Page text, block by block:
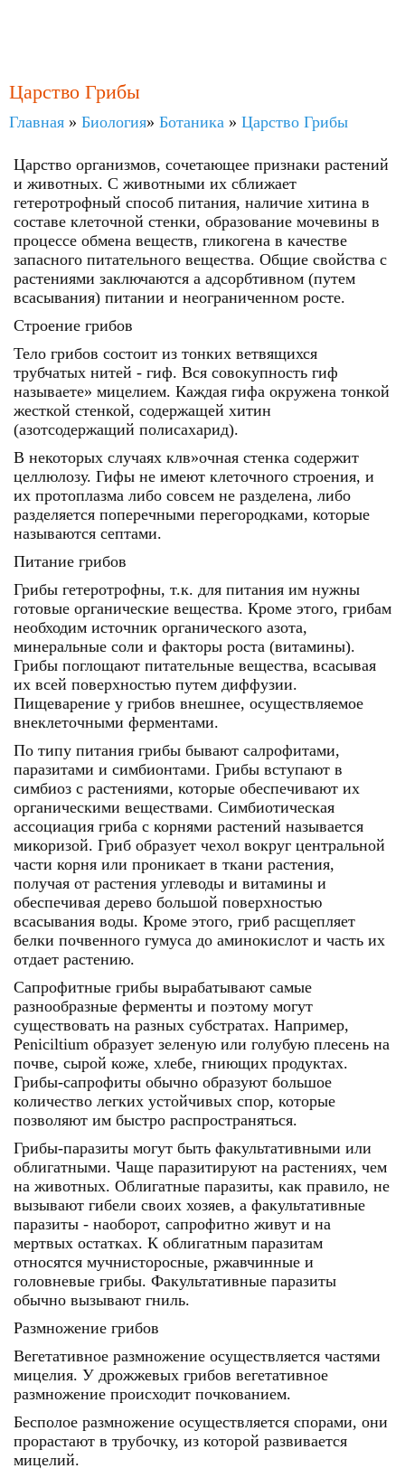
Царство Грибы
Главная » Биология» Ботаника » Царство Грибы
Царство организмов, сочетающее признаки растений
и животных. С животными их сближает
гетеротрофный способ питания, наличие хитина в
составе клеточной стенки, образование мочевины в
процессе обмена веществ, гликогена в качестве
запасного питательного вещества. Общие свойства с
растениями заключаются а адсорбтивном (путем
всасывания) питании и неограниченном росте.
Строение грибов
Тело грибов состоит из тонких ветвящихся
трубчатых нитей - гиф. Вся совокупность гиф
называете» мицелием. Каждая гифа окружена тонкой
жесткой стенкой, содержащей хитин
(азотсодержащий полисахарид).
В некоторых случаях клв»очная стенка содержит
целлюлозу. Гифы не имеют клеточного строения, и
их протоплазма либо совсем не разделена, либо
разделяется поперечными перегородками, которые
называются ceптами.
Питание грибов
Грибы гетеротрофны, т.к. для питания им нужны
готовые органические вещества. Кроме этого, грибам
необходим источник органического азота,
минеральные соли и факторы роста (витамины).
Грибы поглощают питательные вещества, всасывая
их всей поверхностью путем диффузии.
Пищеварение у грибов внешнее, осуществляемое
внеклеточными ферментами.
По типу питания грибы бывают салрофитами,
паразитами и симбионтами. Грибы вступают в
симбиоз с растениями, которые обеспечивают их
органическими веществами. Симбиотическая
ассоциация гриба с корнями растений называется
микоризой. Гриб образует чехол вокруг центральной
части корня или проникает в ткани растения,
получая от растения углеводы и витамины и
обеспечивая дерево большой поверхностью
всасывания воды. Кроме этого, гриб расщепляет
белки почвенного гумуса до аминокислот и часть их
отдает растению.
Сапрофитные грибы вырабатывают самые
разнообразные ферменты и поэтому могут
существовать на разных субстратах. Например,
Peniciltium образует зеленую или голубую плесень на
почве, сырой коже, хлебе, гниющих продуктах.
Грибы-сапрофиты обычно образуют большое
количество легких устойчивых спор, которые
позволяют им быстро распространяться.
Грибы-паразиты могут быть факультативными или
облигатными. Чаще паразитируют на растениях, чем
на животных. Облигатные паразиты, как правило, не
вызывают гибели своих хозяев, а факультативные
паразиты - наоборот, сапрофитно живут и на
мертвых остатках. К облигатным паразитам
относятся мучнисторосные, ржавчинные и
головневые грибы. Факультативные паразиты
обычно вызывают гниль.
Размножение грибов
Вегетативное размножение осуществляется частями
мицелия. У дрожжевых грибов вегетативное
размножение происходит почкованием.
Бесполое размножение осуществляется спорами, они
прорастают в трубочку, из которой развивается
мицелий.